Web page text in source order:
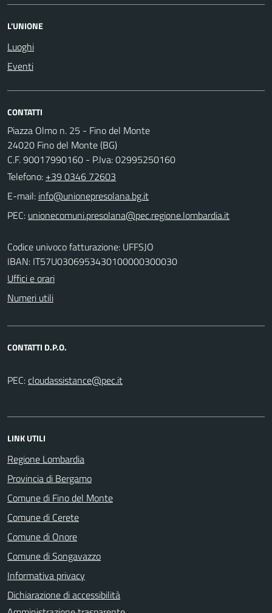
L'UNIONE
Luoghi
Eventi
CONTATTI
Piazza Olmo n. 25 - Fino del Monte
24020 Fino del Monte (BG)
C.F. 90017990160 - P.Iva: 02995250160
Telefono: +39 0346 72603
E-mail:
PEC:
Codice univoco fatturazione: UFFSJO
IBAN: IT57U0306953430100000300030
Uffici e orari
Numeri utili
CONTATTI D.P.O.
PEC:
LINK UTILI
Regione Lombardia
Provincia di Bergamo
Comune di Fino del Monte
Comune di Cerete
Comune di Onore
Comune di Songavazzo
Informativa privacy
Dichiarazione di accessibilità